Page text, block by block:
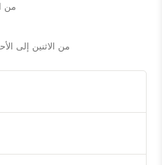
من
من الاثنين إلى الأحد: 10 صباحًا - 6